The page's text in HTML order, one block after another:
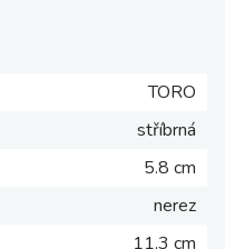
TORO
stříbrná
5.8 cm
nerez
11.3 cm